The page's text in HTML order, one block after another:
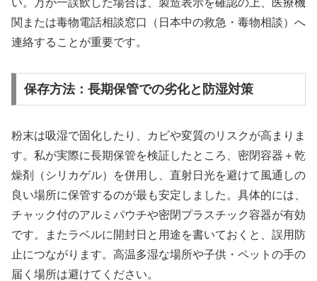
い。万が一誤飲した場合は、製造表示を確認の上、医療機
関または毒物電話相談窓口（日本中の救急・毒物相談）へ
連絡することが重要です。
保存方法：長期保管での劣化と防湿対策
粉末は吸湿で固化したり、カビや変質のリスクが高まりま
す。私が実際に長期保管を検証したところ、密閉容器＋乾
燥剤（シリカゲル）を併用し、直射日光を避けて風通しの
良い場所に保管するのが最も安定しました。具体的には、
チャック付のアルミパウチや密閉プラスチック容器が有効
です。またラベルに開封日と用途を書いておくと、誤用防
止につながります。高温多湿な場所や子供・ペットの手の
届く場所は避けてください。